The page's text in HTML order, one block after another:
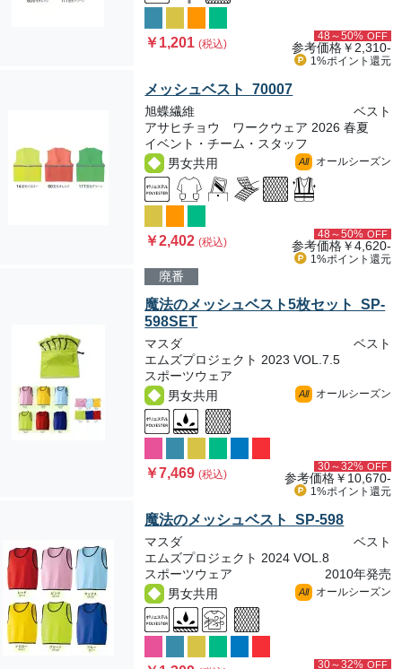
￥1,201(税込)
48～50% OFF
参考価格￥2,310-
1%ポイント 還元
メッシュベスト 70007
旭蝶繊維
ベスト
アサヒチョウ ワークウェア 2026 春夏
イベント・チーム・スタッフ
男女共用
All オールシーズン
￥2,402(税込)
48～50% OFF
参考価格￥4,620-
1%ポイント 還元
廃番
魔法のメッシュベスト5枚セット SP-
598SET
マスダ
ベスト
エムズプロジェクト 2023 VOL.7.5
スポーツウェア
男女共用
All オールシーズン
￥7,469(税込)
30～32% OFF
参考価格￥10,670-
1%ポイント 還元
魔法のメッシュベスト SP-598
マスダ
ベスト
エムズプロジェクト 2024 VOL.8
スポーツウェア
2010年発売
男女共用
All オールシーズン
30～32% OFF